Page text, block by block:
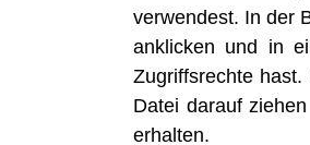
ver­wen­dest. In der
ankli­cken und in
Zugriffs­rech­te
Datei dar­auf
erhalten.